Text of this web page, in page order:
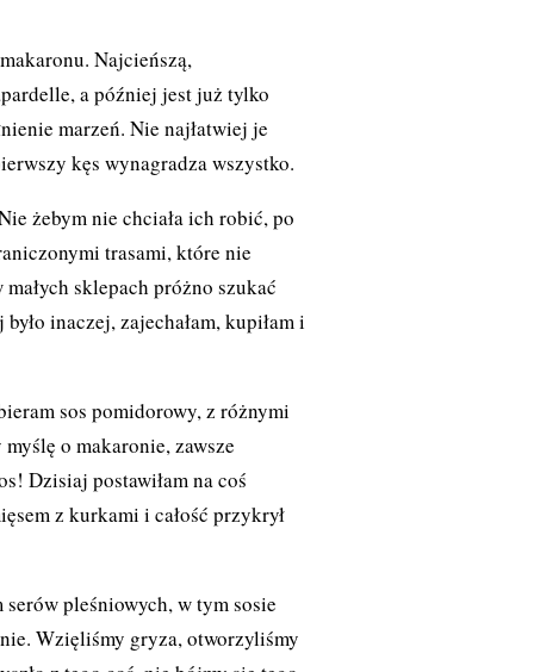
Najcieńszą,
a później jest już tylko
marzeń. Nie najłatwiej je
kęs wynagradza wszystko.
żebym nie chciała ich robić, po
trasami, które nie
sklepach próżno szukać
inaczej, zajechałam, kupiłam i
sos pomidorowy, z różnymi
o makaronie, zawsze
Dzisiaj postawiłam na coś
z kurkami i całość przykrył
pleśniowych, w tym sosie
Wzięliśmy gryza, otworzyliśmy